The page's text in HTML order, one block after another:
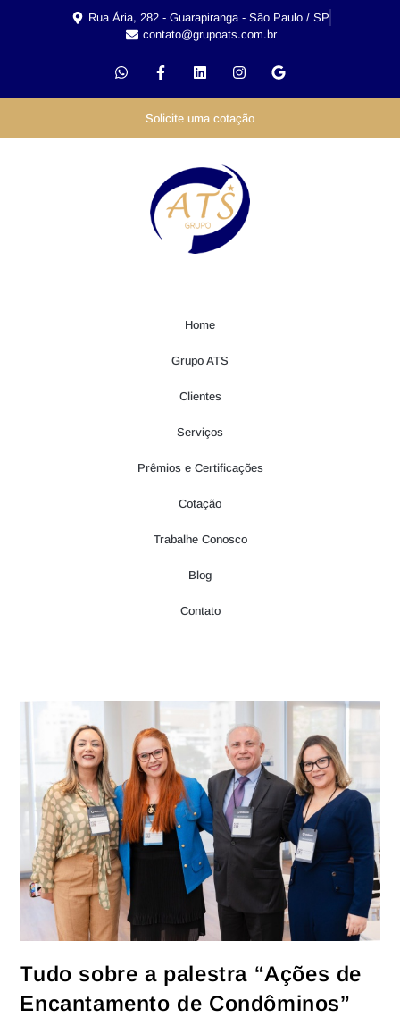
Rua Ária, 282 - Guarapiranga - São Paulo / SP
contato@grupoats.com.br
Solicite uma cotação
Home
Grupo ATS
Clientes
Serviços
Prêmios e Certificações
Cotação
Trabalhe Conosco
Blog
Contato
Tudo sobre a palestra “Ações de
Encantamento de Condôminos”